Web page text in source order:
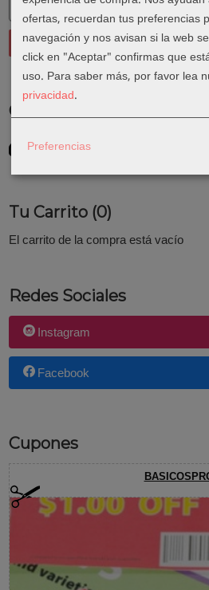
Costes de Envío
GRATIS *
Consultar Destinos
Tu Carrito (0)
El carrito de la compra está vacío
Redes Sociales
Instagram
Facebook
Cupones
ofertas, recuerdan tus preferencias
navegación y nos avisan si la web
click en "Aceptar" confirmas que
uso. Para saber más, por favor lea
privacidad.
Preferencias